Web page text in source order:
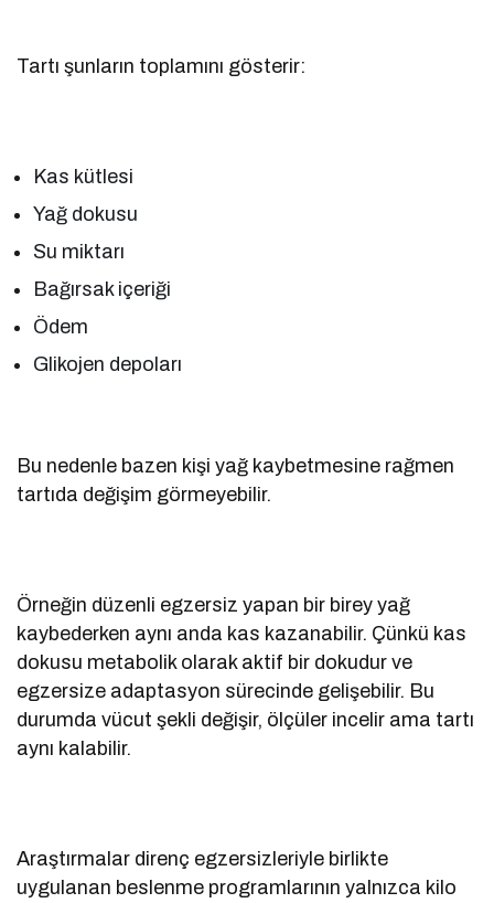
Tartı şunların toplamını gösterir:
Kas kütlesi
Yağ dokusu
Su miktarı
Bağırsak içeriği
Ödem
Glikojen depoları
Bu nedenle bazen kişi yağ kaybetmesine rağmen
tartıda değişim görmeyebilir.
Örneğin düzenli egzersiz yapan bir birey yağ
kaybederken aynı anda kas kazanabilir. Çünkü kas
dokusu metabolik olarak aktif bir dokudur ve
egzersize adaptasyon sürecinde gelişebilir. Bu
durumda vücut şekli değişir, ölçüler incelir ama tartı
aynı kalabilir.
Araştırmalar direnç egzersizleriyle birlikte
uygulanan beslenme programlarının yalnızca kilo